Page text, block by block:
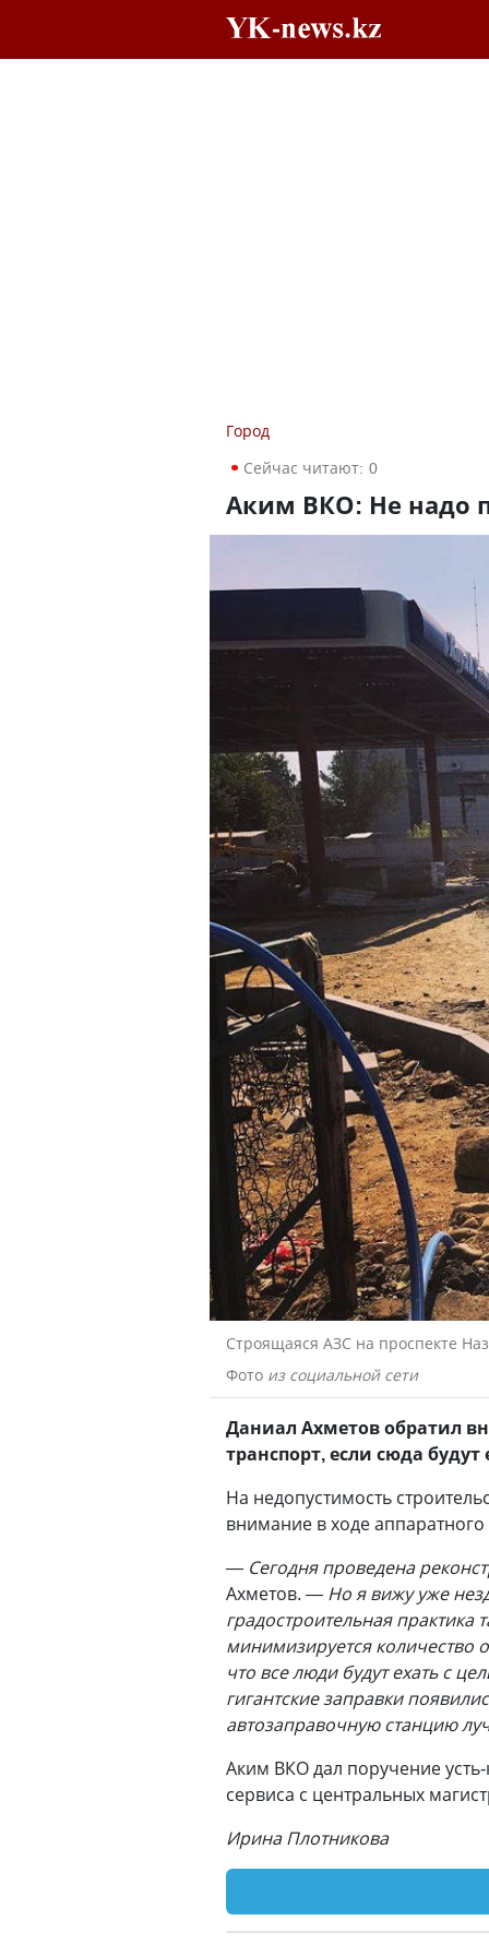
Город
Сейчас читают: 0
Аким ВКО: Не надо
Строящаяся АЗС на проспекте
Фото из социальной сети
Даниал Ахметов обратил
транспорт, если сюда
На недопустимость
внимание в ходе аппаратного
— Сегодня проведена
Ахметов. — Но я вижу уже
градостроительная практика
минимизируется количество
что все люди будут ехать с
гигантские заправки
автозаправочную станцию
Аким ВКО дал поручение
сервиса с центральных
Ирина Плотникова